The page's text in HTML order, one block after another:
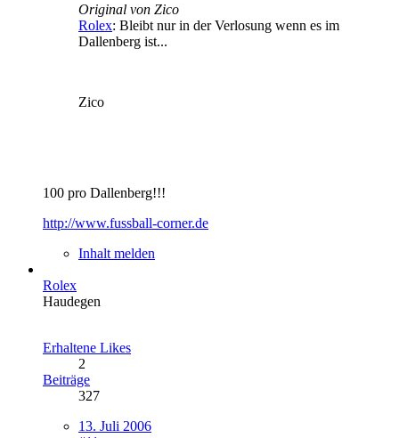
Original von Zico
Rolex: Bleibt nur in der Verlosung wenn es im
Dallenberg ist...
Zico
100 pro Dallenberg!!!
http://www.fussball-corner.de
Inhalt melden
Rolex
Haudegen
Erhaltene Likes
2
Beiträge
327
13. Juli 2006